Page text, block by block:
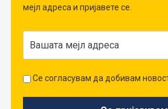
мејл адреса и пријавете се.
Се согласувам да добивам